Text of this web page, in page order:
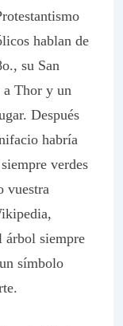
hablan de
su San
a Thor y un
Después
habría
verdes
vuestra
,
árbol siempre
símbolo